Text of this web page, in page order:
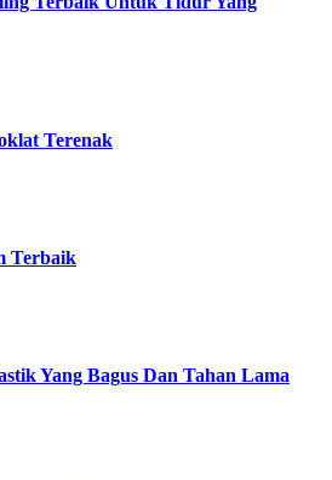
Terenak
Terbaik
Yang Bagus Dan Tahan Lama